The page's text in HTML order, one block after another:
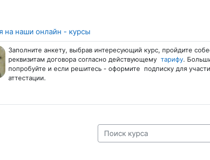
на наши онлайн - курсыСтраница
Заполните анкету, выбрав интересующий курс, пройдите
реквизитам договора согласно действующемутарифу.
попробуйте и если решитесь - оформите подписку для
аттестации.
Поиск курса